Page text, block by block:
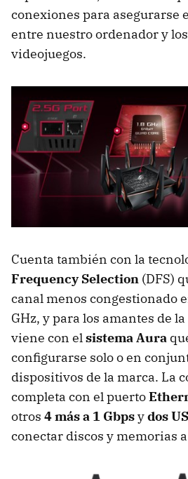
conexiones para asegurarse
entre nuestro ordenador y
videojuegos.
Cuenta también con la
Frequency Selection (DFS)
canal menos congestionado
GHz, y para los amantes de
viene con elsistema Aura
configurarse solo o en
dispositivos de la marca. La
completa con el puerto
otros 4 más a 1 Gbpsydos
conectar discos y memorias